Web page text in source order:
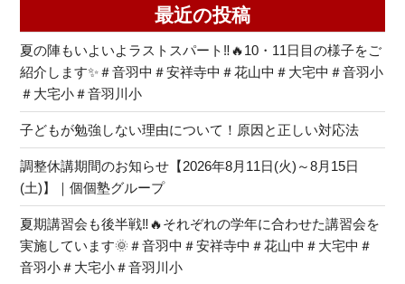
最近の投稿
夏の陣もいよいよラストスパート‼🔥10・11日目の様子をご
紹介します✨＃音羽中＃安祥寺中＃花山中＃大宅中＃音羽小
＃大宅小＃音羽川小
子どもが勉強しない理由について！原因と正しい対応法
調整休講期間のお知らせ【2026年8月11日(火)～8月15日
(土)】｜個個塾グループ
夏期講習会も後半戦‼🔥それぞれの学年に合わせた講習会を
実施しています🌞＃音羽中＃安祥寺中＃花山中＃大宅中＃
音羽小＃大宅小＃音羽川小